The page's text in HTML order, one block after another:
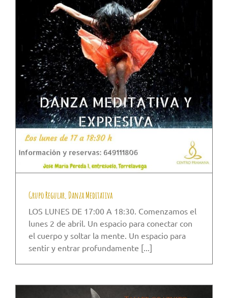
Grupo Regular, Danza Meditativa
LOS LUNES DE 17:00 A 18:30. Comenzamos el
lunes 2 de abril. Un espacio para conectar con
el cuerpo y soltar la mente. Un espacio para
sentir y entrar profundamente [...]